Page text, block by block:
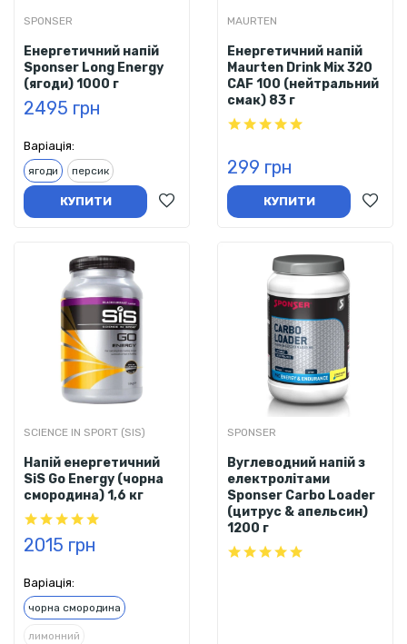
SPONSER
Енергетичний напій
Sponser Long Energy
(ягоди) 1000 г
2495 грн
Варіація:
ягоди персик
КУПИТИ
MAURTEN
Енергетичний напій
Maurten Drink Mix 320
CAF 100 (нейтральний
смак) 83 г
299 грн
КУПИТИ
SCIENCE IN SPORT (SIS)
Напій енергетичний
SiS Go Energy (чорна
смородина) 1,6 кг
2015 грн
Варіація:
чорна смородина
лимонний
SPONSER
Вуглеводний напій з
електролітами
Sponser Carbo Loader
(цитрус & апельсин)
1200 г